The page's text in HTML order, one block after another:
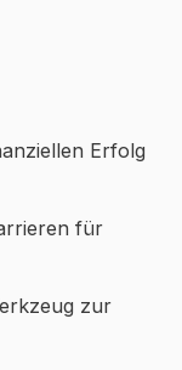
Erfolg
für
zur